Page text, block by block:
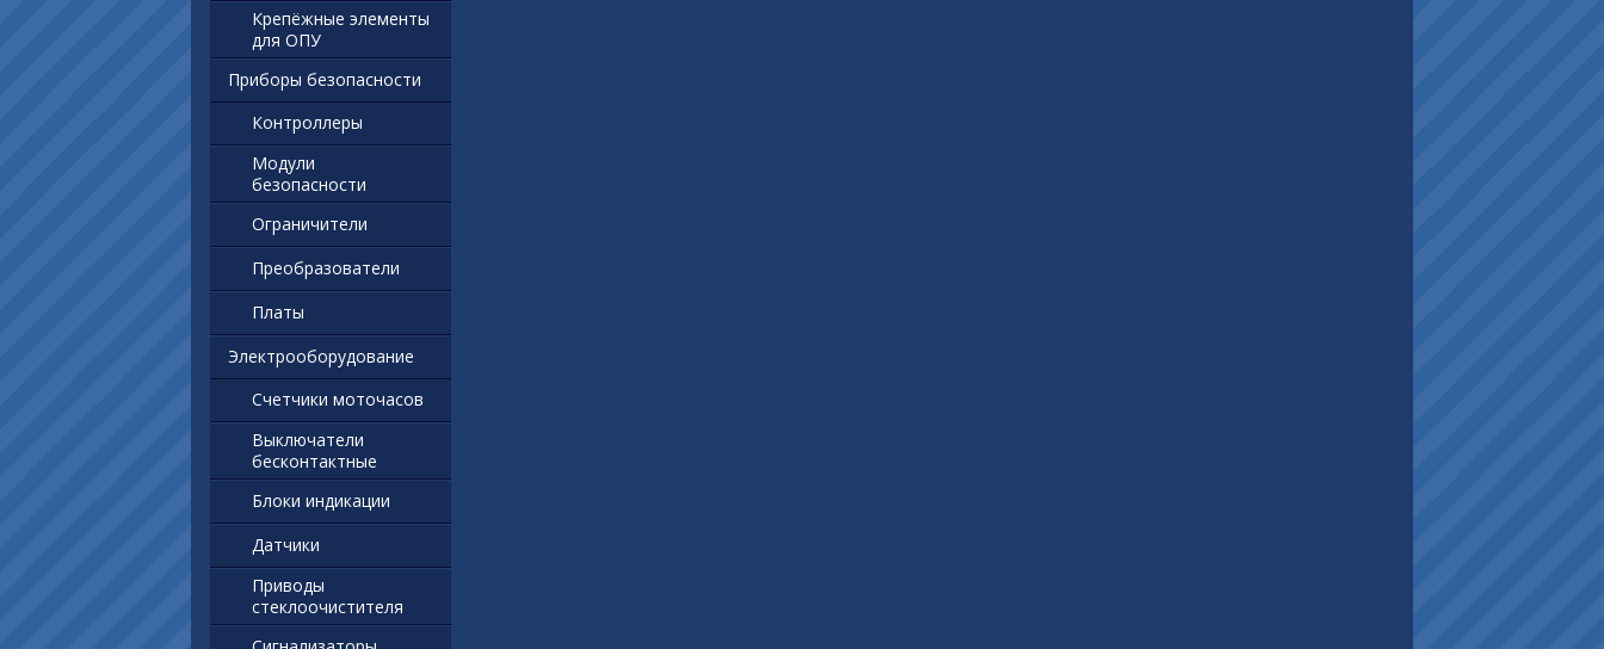
Крепёжные элементы
для ОПУ
Приборы безопасности
Контроллеры
Модули
безопасности
Ограничители
Преобразователи
Платы
Электрооборудование
Счетчики моточасов
Выключатели
бесконтактные
Блоки индикации
Датчики
Приводы
стеклоочистителя